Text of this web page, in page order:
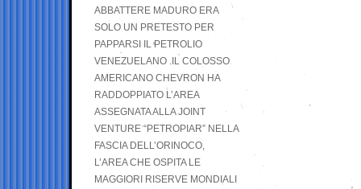
ABBATTERE MADURO ERA
SOLO UN PRETESTO PER
PAPPARSI IL PETROLIO
VENEZUELANO .IL COLOSSO
AMERICANO CHEVRON HA
RADDOPPIATO L’AREA
ASSEGNATA ALLA JOINT
VENTURE “PETROPIAR” NELLA
FASCIA DELL’ORINOCO,
L’AREA CHE OSPITA LE
MAGGIORI RISERVE MONDIALI